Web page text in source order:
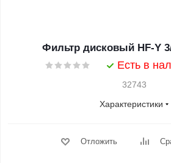
Фильтр дисковый HF-Y
Есть в
32743
Характеристики
Отложить